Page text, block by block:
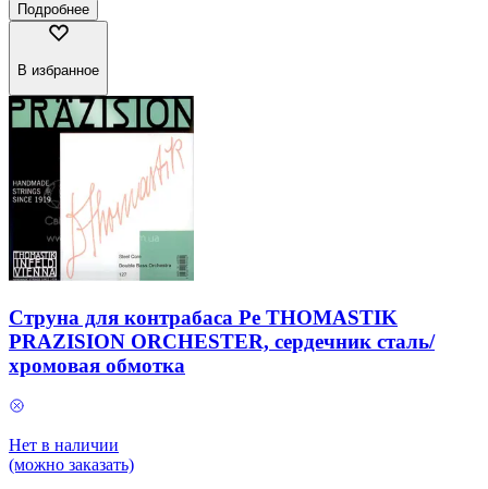
Подробнее
В избранное
Струна для контрабаса Ре THOMASTIK
PRAZISION ORCHESTER, сердечник сталь/
хромовая обмотка
Нет в наличии
(можно заказать)